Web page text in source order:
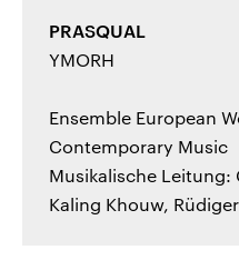
PRASQUAL
YMORH
Ensemble European
Contemporary Music
Musikalische Leitung:
Kaling Khouw,